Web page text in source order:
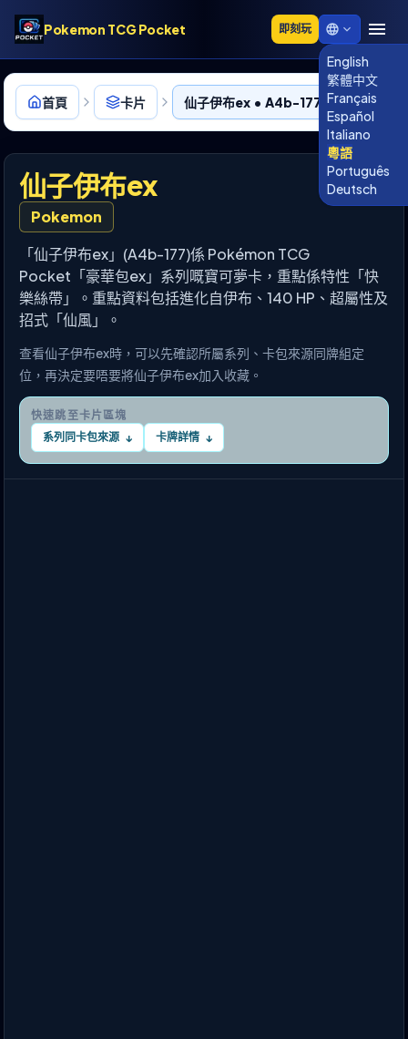
Pokemon TCG Pocket 即刻玩
English
繁體中文
Français
Español
Italiano
粵語
Português
Deutsch
首頁 卡片 仙子伊布ex • A4b-177
仙子伊布ex
Pokemon
「仙子伊布ex」(A4b-177)係 Pokémon TCG
Pocket「豪華包ex」系列嘅寶可夢卡，重點係特性「快
樂絲帶」。重點資料包括進化自伊布、140 HP、超屬性及
招式「仙風」。
查看仙子伊布ex時，可以先確認所屬系列、卡包來源同牌組定
位，再決定要唔要將仙子伊布ex加入收藏。
快速跳至卡片區塊
系列同卡包來源 ↓ 卡牌詳情 ↓